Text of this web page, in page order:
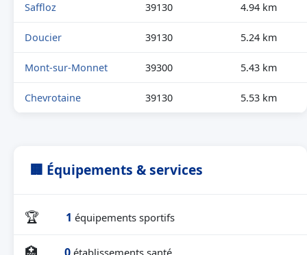
Saffloz 39130 4.94 km
Doucier 39130 5.24 km
Mont-sur-Monnet 39300 5.43 km
Chevrotaine 39130 5.53 km
🏢 Équipements & services
🏆 1 équipements sportifs
0 établissements santé